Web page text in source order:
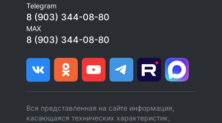
Telegram
8 (903) 344-08-80
MAX
8 (903) 344-08-80
Вся представленная на сайте информация,
касающаяся технических характеристик,